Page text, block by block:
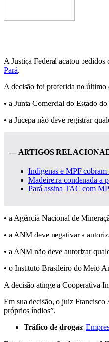
A Justiça Federal acatou
Pará.
A decisão foi proferida no último
• a Junta Comercial do Estado
• a Jucepa não deve registrar
— ARTIGOS
Indígenas e MPF
Madeireira condenada a
Pará assina TAC com
• a Agência Nacional de
• a ANM deve negativar a
• a ANM não deve autorizar
• o Instituto Brasileiro do Meio
A decisão atinge a Cooperativa
Em sua decisão, o juiz Francisco
próprios índios”.
Tráfico de drogas: